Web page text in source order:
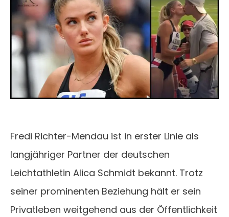
Fredi Richter-Mendau ist in erster Linie als
langjähriger Partner der deutschen
Leichtathletin Alica Schmidt bekannt. Trotz
seiner prominenten Beziehung hält er sein
Privatleben weitgehend aus der Öffentlichkeit